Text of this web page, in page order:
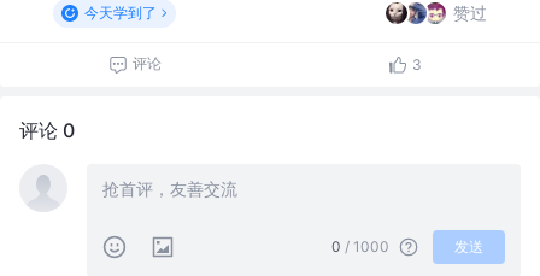
今天学到了 赞过
评论 3
评论 0
0 / 1000 发送